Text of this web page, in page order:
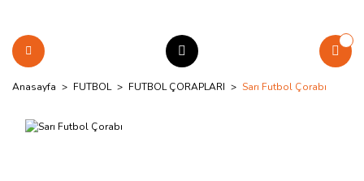
Anasayfa FUTBOL FUTBOL ÇORAPLARI Sarı Futbol Çorabı